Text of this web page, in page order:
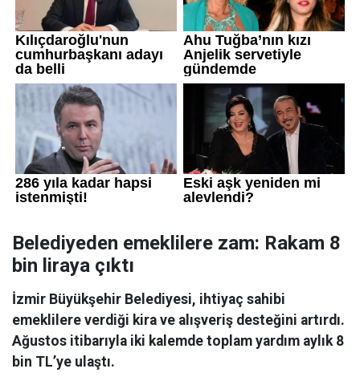
Belediyeden emeklilere zam: Rakam 8
bin liraya çıktı
İzmir Büyükşehir Belediyesi, ihtiyaç sahibi
emeklilere verdiği kira ve alışveriş desteğini artırdı.
Ağustos itibarıyla iki kalemde toplam yardım aylık 8
bin TL’ye ulaştı.